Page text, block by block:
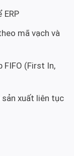
ERP
mã vạch và
FIFO (First In,
xuất liên tục